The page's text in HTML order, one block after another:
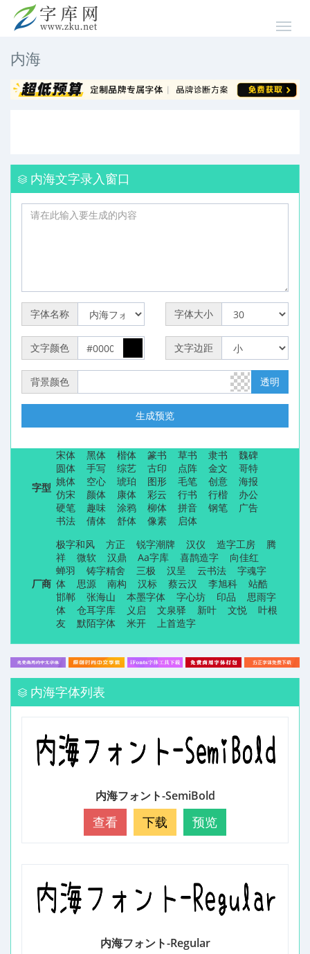
内海
内海文字录入窗口
字体名称
文字颜色
字体大小
文字边距
背景颜色 透明
生成预览
字型
宋体 黑体 楷体 篆书 草书 隶书
魏碑
圆体
手写 综艺 古印 点阵 金文
哥特
姚体
空心 琥珀 图形 毛笔 创意
海报
仿宋
颜体 康体 彩云 行书 行楷
办公
硬笔
趣味 涂鸦 柳体 拼音 钢笔
广告
书法
倩体 舒体 像素 启体
厂商
极字和风 方正 锐字潮牌 汉仪 造字工房
腾
祥
微软 汉鼎 Aa字库 喜鹊造字
向佳红
蝉羽
铸字精舍 三极 汉呈 云书法
字魂字
体
思源 南构 汉标 蔡云汉 李旭科
站酷
邯郸
张海山 本墨字体 字心坊 印品
思雨字
体
仓耳字库 义启 文泉驿 新叶 文悦
叶根
友
默陌字体 米开 上首造字
内海字体列表
内海フォント-SemiBold
查看 下载 预览
内海フォント-Regular